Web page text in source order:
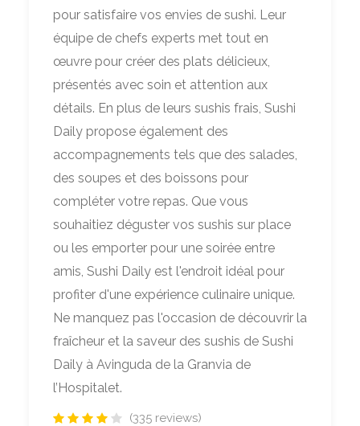
pour satisfaire vos envies de sushi. Leur
équipe de chefs experts met tout en
œuvre pour créer des plats délicieux,
présentés avec soin et attention aux
détails. En plus de leurs sushis frais, Sushi
Daily propose également des
accompagnements tels que des salades,
des soupes et des boissons pour
compléter votre repas. Que vous
souhaitiez déguster vos sushis sur place
ou les emporter pour une soirée entre
amis, Sushi Daily est l'endroit idéal pour
profiter d'une expérience culinaire unique.
Ne manquez pas l'occasion de découvrir la
fraîcheur et la saveur des sushis de Sushi
Daily à Avinguda de la Granvia de
l’Hospitalet.
(335 reviews)